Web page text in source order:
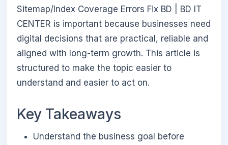
Sitemap/Index Coverage Errors Fix BD | BD IT
CENTER is important because businesses need
digital decisions that are practical, reliable and
aligned with long-term growth. This article is
structured to make the topic easier to
understand and easier to act on.
Key Takeaways
Understand the business goal before